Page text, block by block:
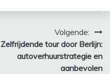
Volgende:
Zelfrijdende tour door Berlijn:
autoverhuurstrategie en
aanbevolen